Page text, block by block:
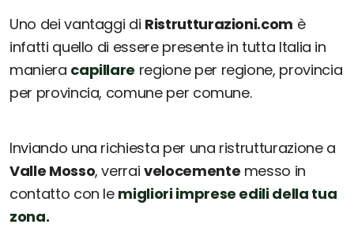
Uno dei vantaggi di Ristrutturazioni.com è
infatti quello di essere presente in tutta Italia in
maniera capillare regione per regione, provincia
per provincia, comune per comune.
Inviando una richiesta per una ristrutturazione a
Valle Mosso, verraivelocemente messo in
contatto con le migliori imprese edili della tua
zona.